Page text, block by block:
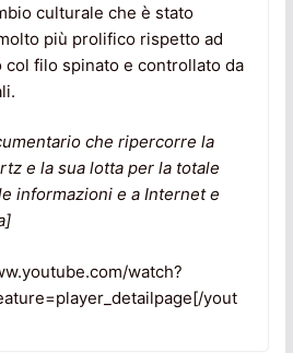
culturale che è stato
più prolifico rispetto ad
col filo spinato e controllato da
che ripercorre la
e la sua lotta per la totale
informazioni e a Internet e
watch?
yout